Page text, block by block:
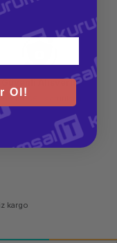
Güvenli Alışveriş
bit SSL sertifikası
kargo
Ol!